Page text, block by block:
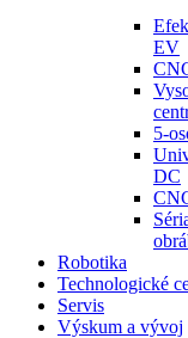
EV
5-
DC
Robotika
Technologické
Servis
Výskum a vývoj